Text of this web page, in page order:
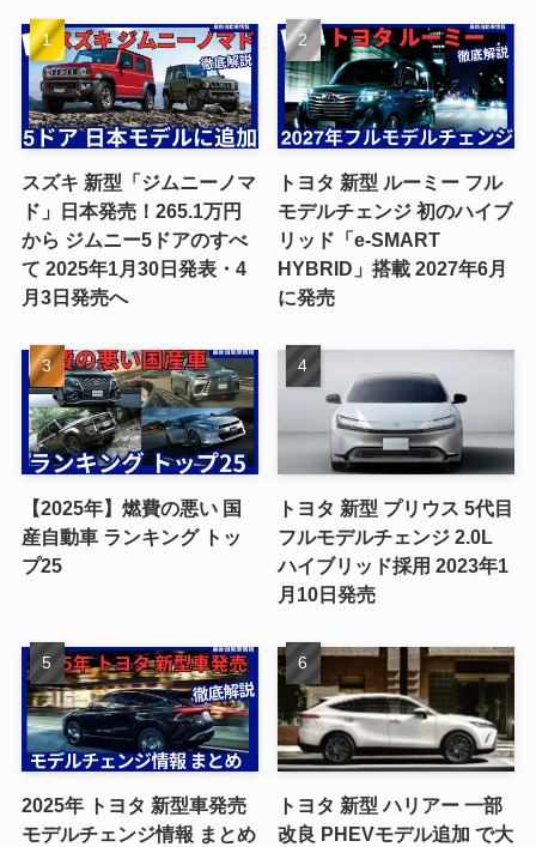
スズキ 新型「ジムニーノマ
ド」日本発売！265.1万円
から ジムニー5ドアのすべ
て 2025年1月30日発表・4
月3日発売へ
トヨタ 新型 ルーミー フル
モデルチェンジ 初のハイブ
リッド「e-SMART
HYBRID」搭載 2027年6月
に発売
【2025年】燃費の悪い 国
産自動車 ランキング トッ
プ25
トヨタ 新型 プリウス 5代目
フルモデルチェンジ 2.0L
ハイブリッド採用 2023年1
月10日発売
2025年 トヨタ 新型車発売
モデルチェンジ情報 まとめ
トヨタ 新型 ハリアー 一部
改良 PHEVモデル追加 で大